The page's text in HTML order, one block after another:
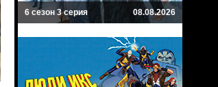
6 сезон 3 серия 08.08.2026